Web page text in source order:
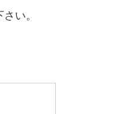
い。